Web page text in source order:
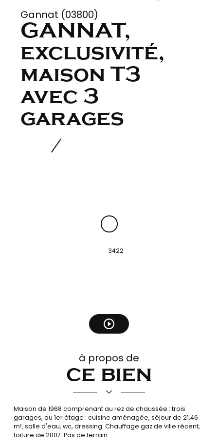
Gannat (03800)
GANNAT,
exclusivité,
maison T3
avec 3
garages
3422
à propos de
ce bien
Maison de 1968 comprenant au rez de chaussée : trois
garages, au 1er étage : cuisine aménagée, séjour de 21,46
m², salle d'eau, wc, dressing. Chauffage gaz de ville récent,
toiture de 2007. Pas de terrain.